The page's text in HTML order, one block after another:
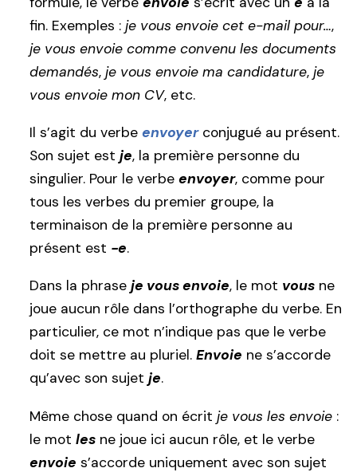
fin. Exemples : je vous envoie cet e-mail pour…,
je vous envoie comme convenu les documents
demandés, je vous envoie ma candidature, je
vous envoie mon CV, etc.
Il s’agit du verbe envoyerconjugué au présent.
Son sujet est je, la première personne du
singulier. Pour le verbe envoyer, comme pour
tous les verbes du premier groupe, la
terminaison de la première personne au
présent est -e.
Dans la phrase je vous envoie, le mot vous ne
joue aucun rôle dans l’orthographe du verbe. En
particulier, ce mot n’indique pas que le verbe
doit se mettre au pluriel. Envoie ne s’accorde
qu’avec son sujet je.
Même chose quand on écrit je vous les envoie :
le mot les ne joue ici aucun rôle, et le verbe
envoie s’accorde uniquement avec son sujet